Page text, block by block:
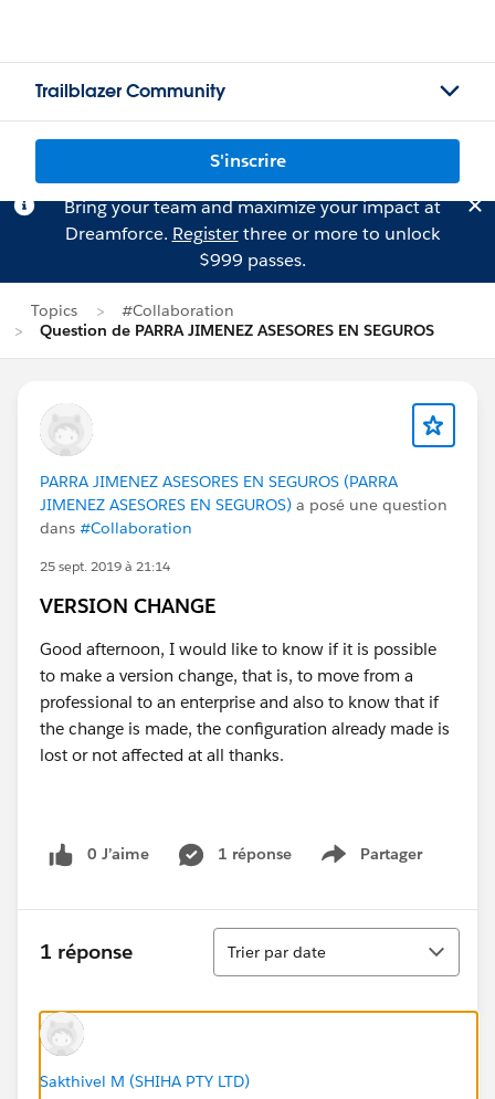
Trailblazer Community
S'inscrire
Bring your team and maximize your impact at
Dreamforce. Registerthree or more to unlock
$999 passes.
Topics
#Collaboration
Question de PARRA JIMENEZ ASESORES EN SEGUROS
PARRA JIMENEZ ASESORES EN SEGUROS (PARRA
JIMENEZ ASESORES EN SEGUROS) a posé une question
dans #Collaboration
25 sept. 2019 à 21:14
VERSION CHANGE
Good afternoon, I would like to know if it is possible
to make a version change, that is, to move from a
professional to an enterprise and also to know that if
the change is made, the configuration already made is
lost or not affected at all thanks.
0 J’aime 1 réponse Partager
Show menu
1 réponse
Tri
Trier par date
Sakthivel M (SHIHA PTY LTD)